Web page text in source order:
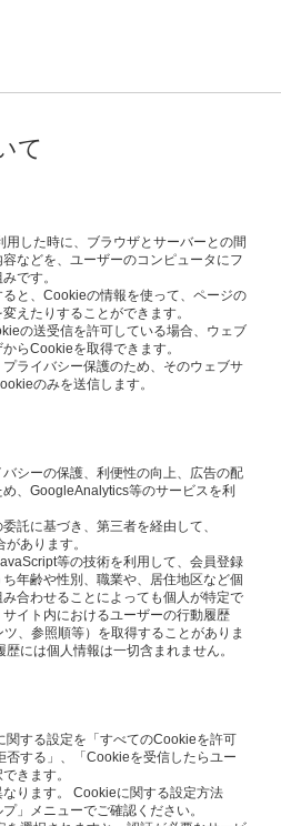
て
した時に、ブラウザとサーバーとの間
などを、ユーザーのコンピュータにフ
です。
と、Cookieの情報を使って、ページの
えたりすることができます。
の送受信を許可している場合、ウェブ
らCookieを取得できます。
ライバシー保護のため、そのウェブサ
のみを送信します。
シーの保護、利便性の向上、広告の配
、GoogleAnalytics等のサービスを利
託に基づき、第三者を経由して、
あります。
等の技術を利用して、会員登録
年齢や性別、職業や、居住地区など個
合わせることによっても個人が特定で
イト内におけるユーザーの行動履歴
ツ、参照順等）を取得することがありま
には個人情報は一切含まれません。
する設定を「すべてのCookieを許可
する」、「Cookieを受信したらユー
きます。
ります。 Cookieに関する設定方法
」メニューでご確認ください。